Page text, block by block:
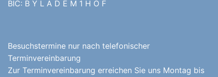
BIC: B Y L A D E M 1 H O F
Besuchstermine nur nach telefonischer
Terminvereinbarung
Zur Terminvereinbarung erreichen Sie uns Montag bis